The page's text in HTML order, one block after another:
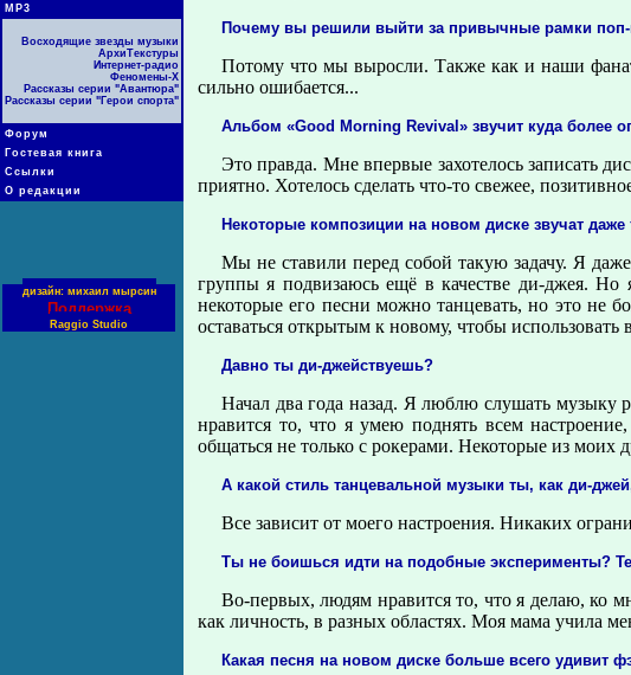
МР3
Восходящие звезды музыки
АрхиТекстуры
Интернет-радио
Феномены-Х
Рассказы серии "Авантюра"
Рассказы серии "Герои спорта"
Форум
Гостевая книга
Ссылки
О редакции
дизайн: михаил мырсин
Поддержка
Raggio Studio
Почему вы решили выйти за привычные рамки поп-
Потому что мы выросли. Также как и наши
сильно ошибается...
Альбом «Good Morning Revival» звучит куда более
Это правда. Мне впервые захотелось записать
приятно. Хотелось сделать что-то свежее,
Некоторые композиции на новом диске звучат
Мы не ставили перед собой такую задачу. Я
группы я подвизаюсь ещё в качестве ди-джея. Но
некоторые его песни можно танцевать, но это не
оставаться открытым к новому, чтобы
Давно ты ди-джействуешь?
Начал два года назад. Я люблю слушать музыку
нравится то, что я умею поднять всем
общаться не только с рокерами. Некоторые из
А какой стиль танцевальной музыки ты, как ди-
Все зависит от моего настроения. Никаких
Ты не боишься идти на подобные эксперименты?
Во-первых, людям нравится то, что я делаю, ко
как личность, в разных областях. Моя мама учила
Какая песня на новом диске больше всего удивит